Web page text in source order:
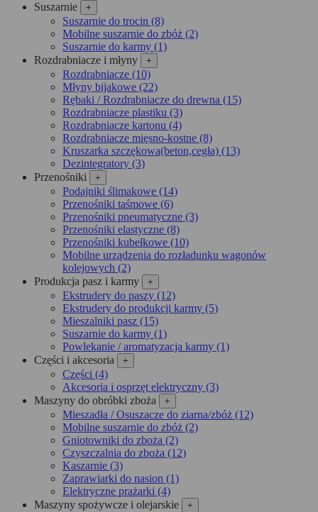
Suszarnie
+
Suszarnie do trocin (8)
Mobilne suszarnie do zbóż (2)
Suszarnie do karmy (1)
Rozdrabniacze i młyny
+
Rozdrabniacze (10)
Młyny bijakowe (22)
Rębaki / Rozdrabniacze do drewna (15)
Rozdrabniacze plastiku (3)
Rozdrabniacze kartonu (4)
Rozdrabniacze mięsno-kostne (8)
Kruszarka szczękowa(beton,cegła) (13)
Dezintegra­tory (3)
Przenośniki
+
Podajniki ślimakowe (14)
Przenośniki taśmowe (6)
Przenośniki pneumatyczne (3)
Przenośniki elastyczne (8)
Przenośniki kubełkowe (10)
Mobilne urządzenia do rozładunku wagonów
kolejowych (2)
Produkcja pasz i karmy
+
Ekstrudery do paszy (12)
Ekstrudery do produkcji karmy (5)
Mieszalniki pasz (15)
Suszarnie do karmy (1)
Powlekanie / aromatyzacja karmy (1)
Części i akcesoria
+
Części (4)
Akcesoria i osprzęt elektryczny (3)
Maszyny do obróbki zboża
+
Mieszadła / Osuszacze do ziarna/zbóż (12)
Mobilne suszarnie do zbóż (2)
Gniotowniki do zboża (2)
Czyszczalnia do zboża (12)
Kaszarnie (3)
Zaprawiarki do nasion (1)
Elektryczne prażarki (4)
Maszyny spożywcze i olejarskie
+